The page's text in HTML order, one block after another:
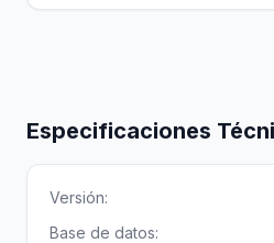
Especificaciones
Versión:
Base de datos: